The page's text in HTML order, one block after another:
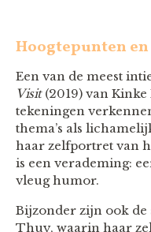
Hoogtepunten
Een van de meest
Visit(2019) van
tekeningen
thema’s als
haar zelfportret van
is een verademing:
vleug humor.
Bijzonder zijn ook
Thuy, waarin haar